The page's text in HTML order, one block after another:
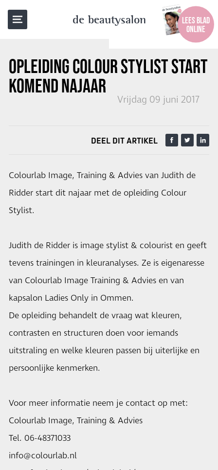
de beautysalon
LEES BLAD
ONLINE
OPLEIDINGCOLOUR STYLISTSTART
KOMEND NAJAAR
Vrijdag 09 juni 2017
TERUG NAAR OVERZICHT
DEEL DIT ARTIKEL
Colourlab Image, Training & Advies van Judith de
Ridder start dit najaar met de opleiding Colour
Stylist.
Judith de Ridder is image stylist & colourist en geeft
tevens trainingen in kleuranalyses. Ze is eigenaresse
van Colourlab Image Training & Advies en van
kapsalon Ladies Only in Ommen.
De opleiding behandelt de vraag wat kleuren,
contrasten en structuren doen voor iemands
uitstraling en welke kleuren passen bij uiterlijke en
persoonlijke kenmerken.
Voor meer informatie neem je contact op met:
Colourlab Image, Training & Advies
Tel. 06-48371033
info@colourlab.nl